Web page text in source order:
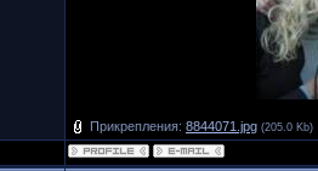
Прикрепления: 8844071.jpg (205.0 Kb)